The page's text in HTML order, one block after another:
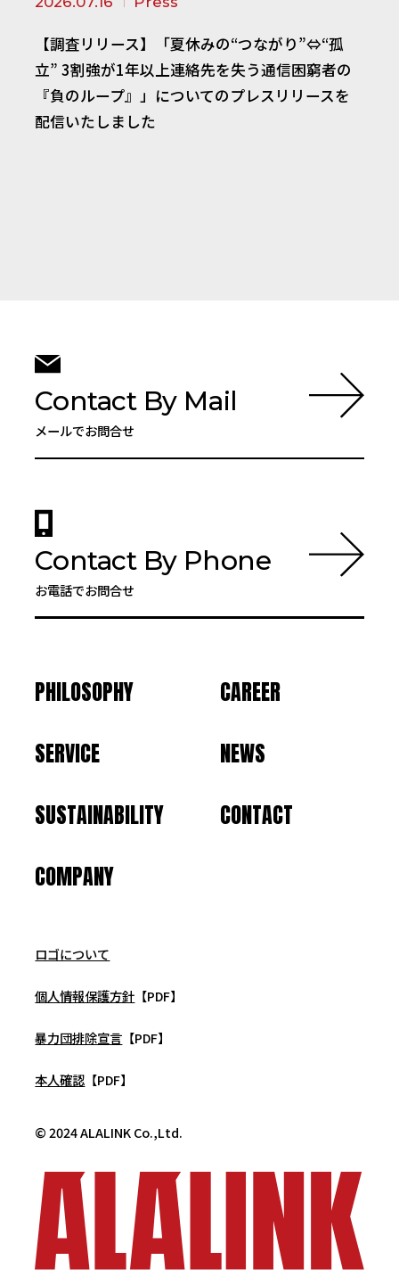
【調査リリース】「夏休みの“つながり”⇔“孤
立” 3割強が1年以上連絡先を失う通信困窮者の
『負のループ』」についてのプレスリリースを
配信いたしました
Contact By Mail
メールでお問合せ
Contact By Phone
お電話でお問合せ
PHILOSOPHY
SERVICE
SUSTAINABILITY
COMPANY
CAREER
NEWS
CONTACT
ロゴについて
個人情報保護方針 【PDF】
暴力団排除宣言 【PDF】
本人確認 【PDF】
© 2024 ALALINK Co.,Ltd.